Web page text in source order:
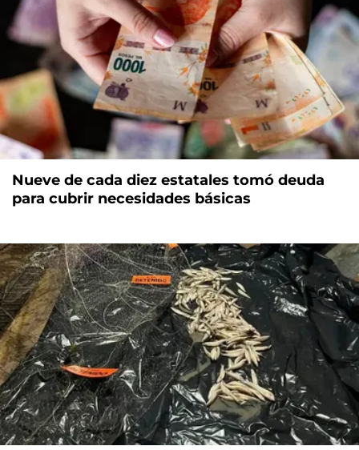
Nueve de cada diez estatales tomó deuda
para cubrir necesidades básicas